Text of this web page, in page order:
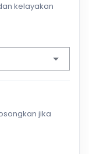
kelayakan
jika